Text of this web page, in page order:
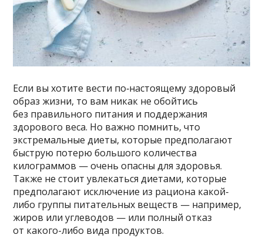
Если вы хотите вести по‑настоящему здоровый
образ жизни, то вам никак не обойтись
без правильного питания и поддержания
здорового веса. Но важно помнить, что
экстремальные диеты, которые предполагают
быструю потерю большого количества
килограммов — очень опасны для здоровья.
Также не стоит увлекаться диетами, которые
предполагают исключение из рациона какой-
либо группы питательных веществ — например,
жиров или углеводов — или полный отказ
от какого-либо вида продуктов.